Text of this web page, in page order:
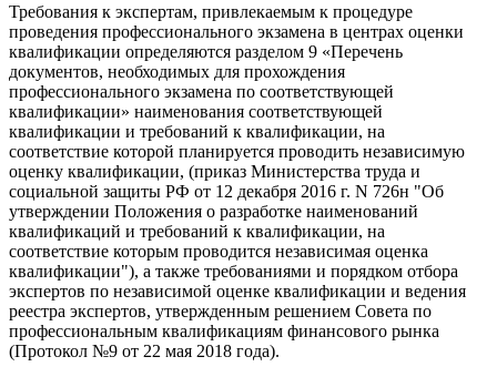
Требования к экспертам, привлекаемым к процедуре
проведения профессионального экзамена в центрах оценки
квалификации определяются разделом 9 «Перечень
документов, необходимых для прохождения
профессионального экзамена по соответствующей
квалификации» наименования соответствующей
квалификации и требований к квалификации, на
соответствие которой планируется проводить независимую
оценку квалификации, (приказ Министерства труда и
социальной защиты РФ от 12 декабря 2016 г. N 726н "Об
утверждении Положения о разработке наименований
квалификаций и требований к квалификации, на
соответствие которым проводится независимая оценка
квалификации"), а также требованиями и порядком отбора
экспертов по независимой оценке квалификации и ведения
реестра экспертов, утвержденным решением Совета по
профессиональным квалификациям финансового рынка
(Протокол №9 от 22 мая 2018 года).